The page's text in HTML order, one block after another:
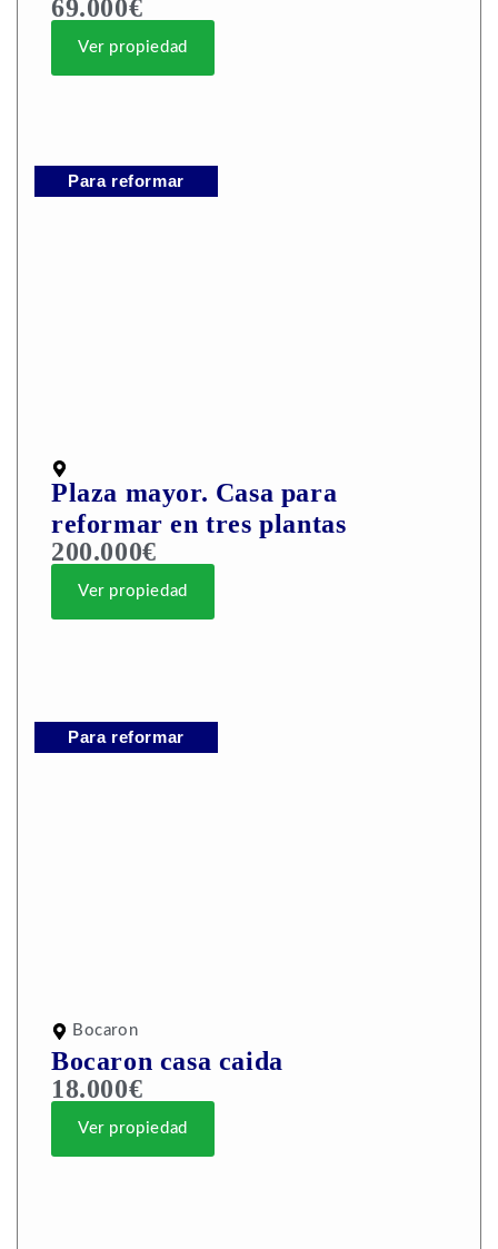
69.000€
Ver propiedad
Para reformar
Plaza mayor. Casa para
reformar en tres plantas
200.000€
Ver propiedad
Para reformar
Bocaron
Bocaron casa caida
18.000€
Ver propiedad